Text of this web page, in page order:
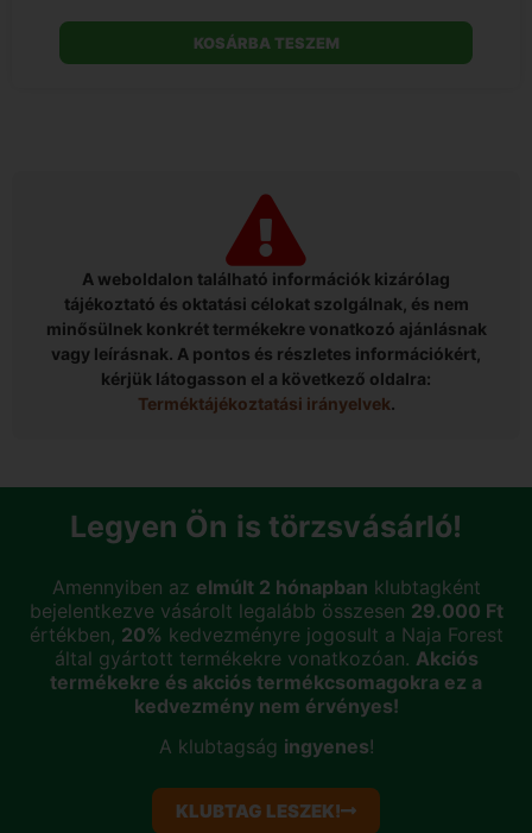
KOSÁRBA TESZEM
A weboldalon található információk kizárólag
tájékoztató és oktatási célokat szolgálnak, és nem
minősülnek konkrét termékekre vonatkozó ajánlásnak
vagy leírásnak. A pontos és részletes információkért,
kérjük látogasson el a következő oldalra:
Terméktájékoztatási irányelvek.
Legyen Ön is törzsvásárló!
Amennyiben az elmúlt 2 hónapban klubtagként
bejelentkezve vásárolt legalább összesen 29.000 Ft
értékben, 20% kedvezményre jogosult a Naja Forest
által gyártott termékekre vonatkozóan. Akciós
termékekre és akciós termékcsomagokra ez a
kedvezmény nem érvényes!
A klubtagság ingyenes!
KLUBTAG LESZEK!